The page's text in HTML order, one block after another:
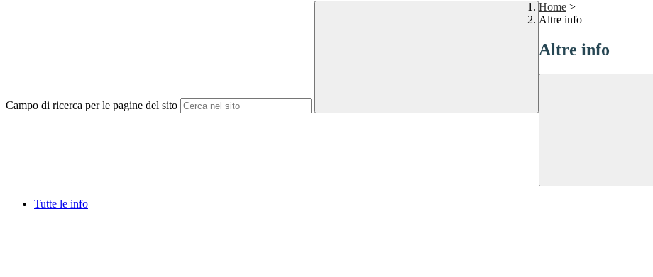
Campo di ricerca per le pagine del sito
Home >
Altre info
Altre info
Tutte le info